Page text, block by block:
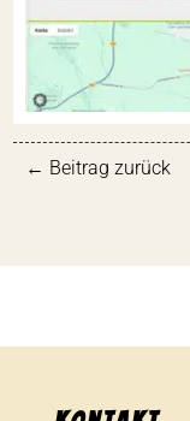
← Beitrag zurück